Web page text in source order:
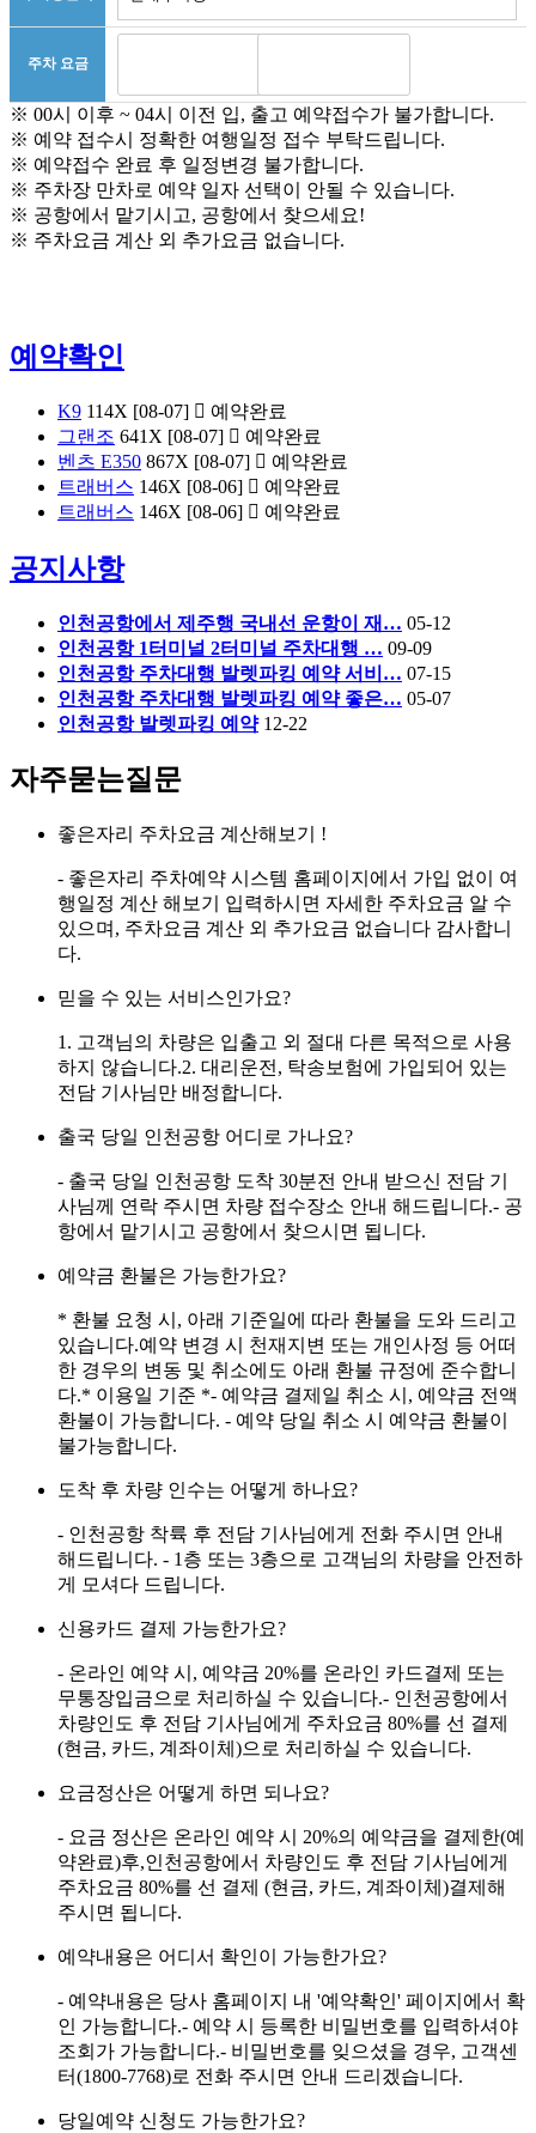
주차 요금
※ 00시 이후 ~ 04시 이전 입, 출고 예약접수가 불가합니다.
※ 예약 접수시 정확한 여행일정 접수 부탁드립니다.
※ 예약접수 완료 후 일정변경 불가합니다.
※ 주차장 만차로 예약 일자 선택이 안될 수 있습니다.
※ 공항에서 맡기시고, 공항에서 찾으세요!
※ 주차요금 계산 외 추가요금 없습니다.
예약확인
K9 114X [08-07]
예약완료
그랜조 641X [08-07]
예약완료
벤츠 E350 867X [08-07]
예약완료
트래버스 146X [08-06]
예약완료
트래버스 146X [08-06] 예약완료
공지사항
인천공항에서 제주행 국내선 운항이 재… 05-12
인천공항 1터미널 2터미널 주차대행 … 09-09
인천공항 주차대행 발렛파킹 예약 서비… 07-15
인천공항 주차대행 발렛파킹 예약 좋은… 05-07
인천공항 발렛파킹 예약 12-22
자주묻는질문
좋은자리 주차요금 계산해보기 !
- 좋은자리 주차예약 시스템 홈페이지에서 가입 없이 여
행일정 계산 해보기 입력하시면 자세한 주차요금 알 수
있으며, 주차요금 계산 외 추가요금 없습니다 감사합니
다.
믿을 수 있는 서비스인가요?
1. 고객님의 차량은 입출고 외 절대 다른 목적으로 사용
하지 않습니다.2. 대리운전, 탁송보험에 가입되어 있는
전담 기사님만 배정합니다.
출국 당일 인천공항 어디로 가나요?
- 출국 당일 인천공항 도착 30분전 안내 받으신 전담 기
사님께 연락 주시면 차량 접수장소 안내 해드립니다.- 공
항에서 맡기시고 공항에서 찾으시면 됩니다.
예약금 환불은 가능한가요?
* 환불 요청 시, 아래 기준일에 따라 환불을 도와 드리고
있습니다.예약 변경 시 천재지변 또는 개인사정 등 어떠
한 경우의 변동 및 취소에도 아래 환불 규정에 준수합니
다.* 이용일 기준 *- 예약금 결제일 취소 시, 예약금 전액
환불이 가능합니다. - 예약 당일 취소 시 예약금 환불이
불가능합니다.
도착 후 차량 인수는 어떻게 하나요?
- 인천공항 착륙 후 전담 기사님에게 전화 주시면 안내
해드립니다. - 1층 또는 3층으로 고객님의 차량을 안전하
게 모셔다 드립니다.
신용카드 결제 가능한가요?
- 온라인 예약 시, 예약금 20%를 온라인 카드결제 또는
무통장입금으로 처리하실 수 있습니다.- 인천공항에서
차량인도 후 전담 기사님에게 주차요금 80%를 선 결제
(현금, 카드, 계좌이체)으로 처리하실 수 있습니다.
요금정산은 어떻게 하면 되나요?
- 요금 정산은 온라인 예약 시 20%의 예약금을 결제한(예
약완료)후,인천공항에서 차량인도 후 전담 기사님에게
주차요금 80%를 선 결제 (현금, 카드, 계좌이체)결제해
주시면 됩니다.
예약내용은 어디서 확인이 가능한가요?
- 예약내용은 당사 홈페이지 내 '예약확인' 페이지에서 확
인 가능합니다.- 예약 시 등록한 비밀번호를 입력하셔야
조회가 가능합니다.- 비밀번호를 잊으셨을 경우, 고객센
터(1800-7768)로 전화 주시면 안내 드리겠습니다.
당일예약 신청도 가능한가요?